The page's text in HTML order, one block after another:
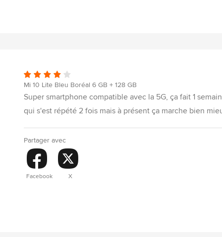
Mi 10 Lite Bleu Boréal 6 GB + 128 GB
Super smartphone compatible avec la 5G, ça fait 1
qui s'est répété 2 fois mais à présent ça marche bien
Partager avec
Facebook X